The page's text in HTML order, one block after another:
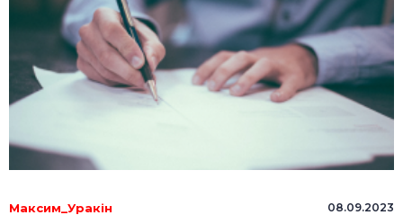
Максим_Уракін 08.09.2023